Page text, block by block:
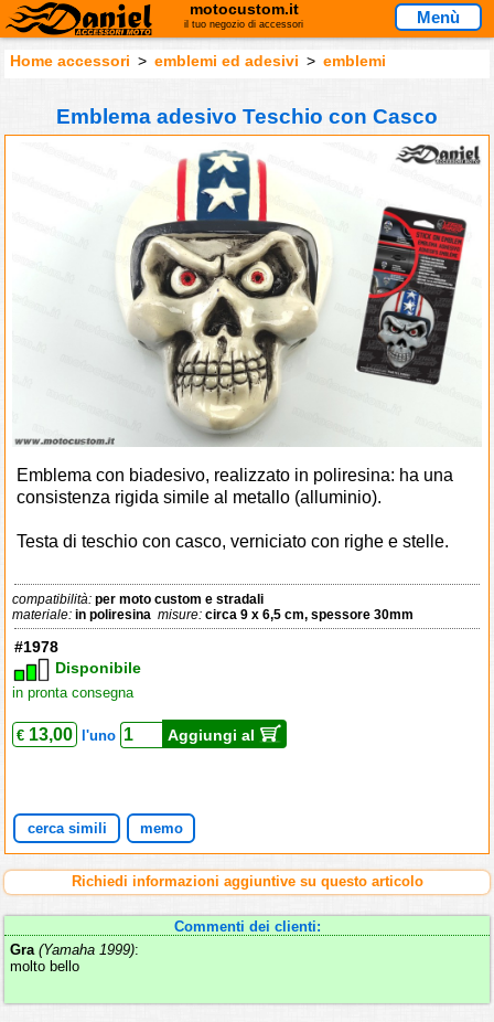
motocustom.it
il tuo negozio di accessori Menù
Home accessori > emblemi ed adesivi > emblemi
Emblema adesivo Teschio con Casco
Emblema con biadesivo, realizzato in poliresina: ha una
consistenza rigida simile al metallo (alluminio).
Testa di teschio con casco, verniciato con righe e stelle.
compatibilità:per moto custom e stradali
materiale:in poliresina misure:circa 9 x 6,5 cm, spessore 30mm
#1978
Disponibile
in pronta consegna
€ 13,00 l'uno Aggiungi al
cerca simili memo
Richiedi informazioni aggiuntive su questo articolo
Commenti dei clienti:
Gra (Yamaha 1999):
molto bello